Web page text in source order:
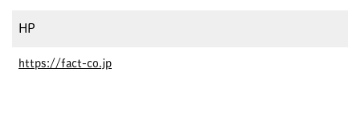
HP
https://fact-co.jp